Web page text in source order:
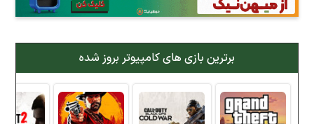
جهت دریافت آخرین اخبار و اطلاعات ما را در کانال رسمی دانلود در
بله دنبال کنید (ورود)
...
برترین بازی های کامپیوتر بروز شده